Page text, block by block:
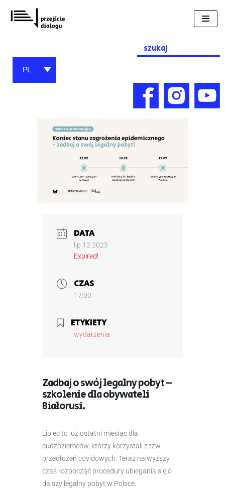
Przejdź
do
Search
for:
PL
DATA
lip 12 2023
Expired!
CZAS
17:00
ETYKIETY
wydarzenia
Zadbaj o swój legalny pobyt –
szkolenie dla obywateli
Białorusi.
Lipiec to już ostatni miesiąc dla
cudzoziemców, którzy korzystali z tzw.
przedłużeń covidowych. Teraz najwyższy
czas rozpocząć procedury ubiegania się o
dalszy legalny pobyt w Polsce.